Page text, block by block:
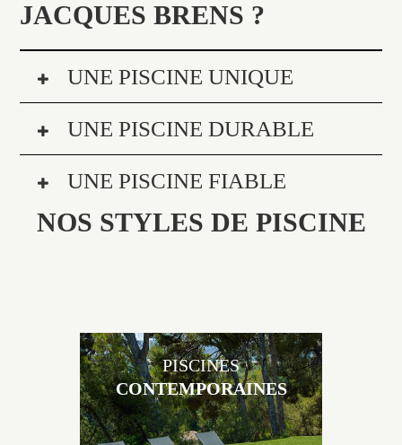
JACQUES BRENS ?
UNE PISCINE UNIQUE
UNE PISCINE DURABLE
UNE PISCINE FIABLE
NOS STYLES DE PISCINE
PISCINES
CONTEMPORAINES